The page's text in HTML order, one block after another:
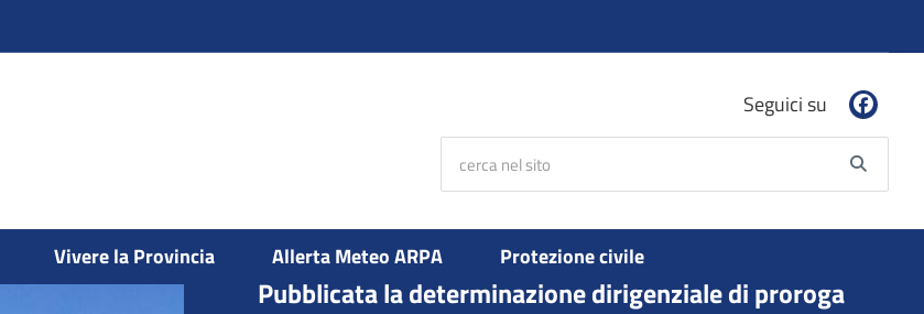
Seguici su
Vivere la Provincia Allerta Meteo ARPA Protezione civile
Pubblicata la determinazione dirigenziale di proroga